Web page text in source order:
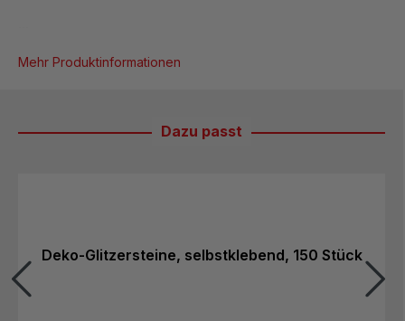
Mehr Produktinformationen
Dazu passt
Deko-Glitzersteine, selbstklebend, 150 Stück